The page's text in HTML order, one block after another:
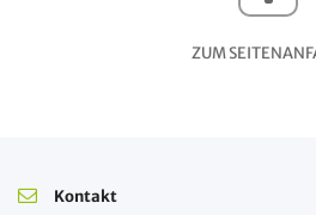
ZUM
Kontakt